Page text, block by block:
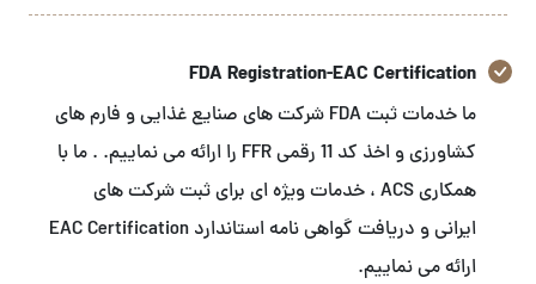
FDA Registration-EAC Certification
ما خدمات ثبت FDA شرکت های صنایع غذایی و فارم های
کشاورزی و اخذ کد 11 رقمی FFR را ارائه می نماییم. . ما با
همکاری ACS ، خدمات ویژه ای برای ثبت شرکت های
ایرانی و دریافت گواهی نامه استاندارد EAC Certification
ارائه می نماییم.